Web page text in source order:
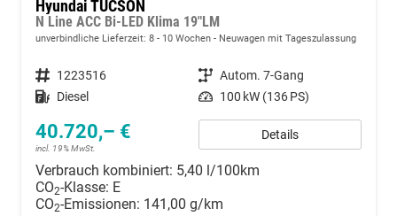
Hyundai TUCSON
N Line ACC Bi-LED Klima 19"LM
unverbindliche Lieferzeit: 8 - 10 Wochen Neuwagen mit Tageszulassung
Fahrzeugnummer 1223516 Getriebe Autom. 7-Gang
Kraftstoff Diesel Leistung 100 kW (136 PS)
40.720,– €
incl. 19% MwSt.
Details
Verbrauch kombiniert: 5,40 l/100km
CO2-Klasse: E
CO2-Emissionen: 141,00 g/km